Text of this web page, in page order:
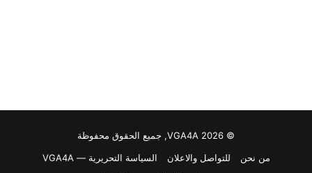
© VGA4A 2026, جميع الحقوق محفوظة
من نحن
للتواصل والاعلان
السياسة التحريرية — VGA4A